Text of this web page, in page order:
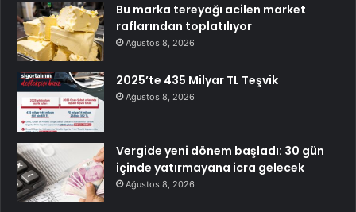
Bu marka tereyağı acilen market
raflarından toplatılıyor
Ağustos 8, 2026
2025’te 435 Milyar TL Teşvik
Ağustos 8, 2026
Vergide yeni dönem başladı: 30 gün
içinde yatırmayana icra gelecek
Ağustos 8, 2026